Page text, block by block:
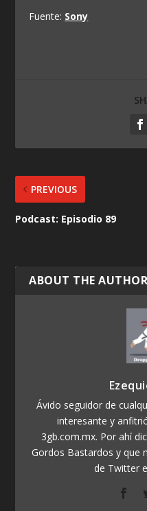
Fuente: Sony
PREVIOUS
Podcast: Episodio 89
ABOUT THE AUTHOR
Ávido seguidor de
interesante y
3gb.com.mx. Por ahí
Gordos Bastardos y que
de Twitter